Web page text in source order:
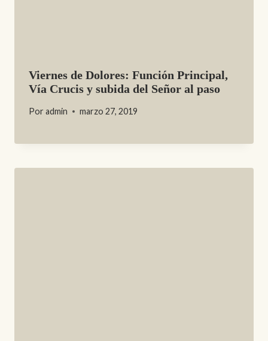
Viernes de Dolores: Función Principal,
Vía Crucis y subida del Señor al paso
Por admin marzo 27, 2019